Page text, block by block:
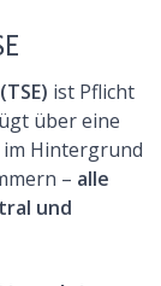
ist Pflicht
über eine
im Hintergrund
– alle
und